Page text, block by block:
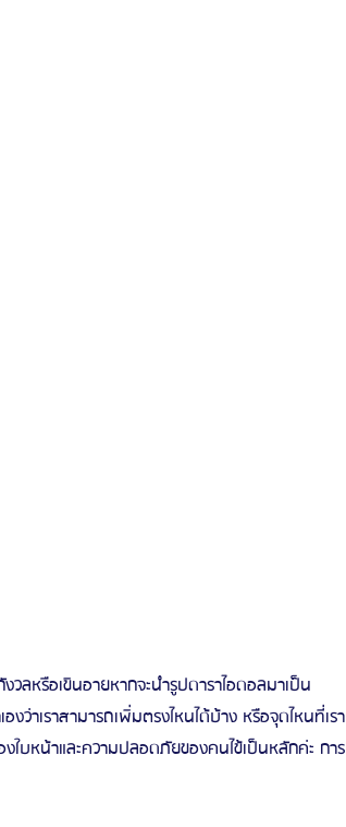
ลหรือเขินอายหากจะนำรูปดาราไอดอลมาเป็น
าเราสามารถเพิ่มตรงไหนได้บ้าง หรือจุดไหนที่เรา
บหน้าและความปลอดภัยของคนไข้เป็นหลักค่ะ การ